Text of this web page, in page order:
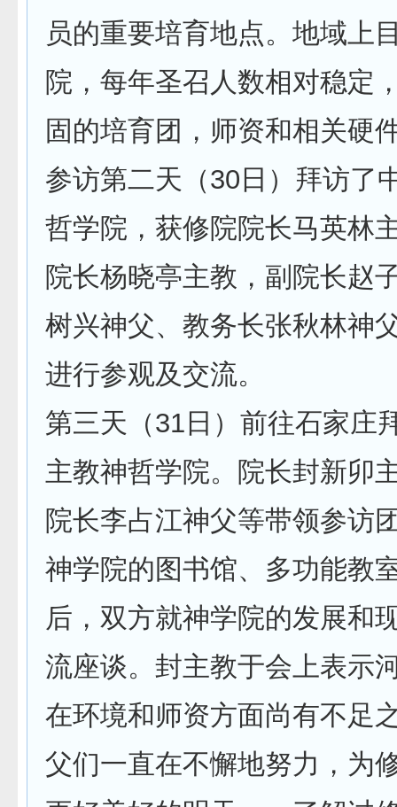
员的重要培育地点。地域上
院，每年圣召人数相对稳定
固的培育团，师资和相关硬
参访第二天（30日）拜访了
哲学院，获修院院长马英林
院长杨晓亭主教，副院长赵
树兴神父、教务长张秋林神
进行参观及交流。
第三天（31日）前往石家庄
主教神哲学院。院长封新卯
院长李占江神父等带领参访
神学院的图书馆、多功能教
后，双方就神学院的发展和
流座谈。封主教于会上表示
在环境和师资方面尚有不足
父们一直在不懈地努力，为